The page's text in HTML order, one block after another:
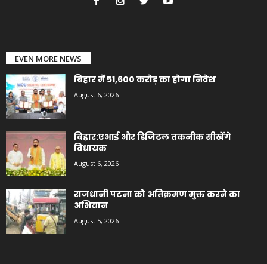
EVEN MORE NEWS
बिहार में 51,600 करोड़ का होगा निवेश
August 6, 2026
बिहार:एआई और डिजिटल तकनीक सीखेंगे
विधायक
August 6, 2026
राजधानी पटना को अतिक्रमण मुक्त करने का
अभियान
August 5, 2026